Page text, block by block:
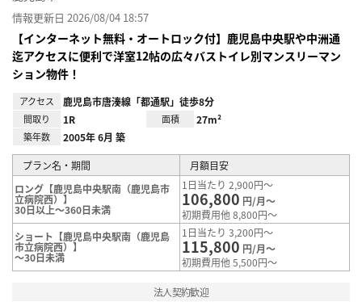
情報更新日 2026/08/04 18:57
【インターネット無料・オートロック付】鹿児島中央駅や中洲通
迄アクセスに便利で洋室12帖の広々バストイレ別マンスリーマン
ション物件！
アクセス 鹿児島市唐湊線「都通駅」徒歩8分
間取り 1R 面積 27m²
築年数 2005年 6月 築
プラン名・期間
月額目安
ロング【鹿児島中央駅南（鹿児島市
立病院西）】
30日以上～360日未満
1日当たり 2,900円～
106,800 円/月～
初期費用他 8,800円～
ショート【鹿児島中央駅南（鹿児島
市立病院西）】
～30日未満
1日当たり 3,200円～
115,800 円/月～
初期費用他 5,500円～
法人契約歓迎